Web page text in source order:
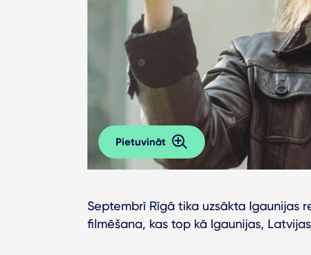
Pietuvināt
Septembrī Rīgā tika uzsākta Igaunijas
filmēšana, kas top kā Igaunijas,